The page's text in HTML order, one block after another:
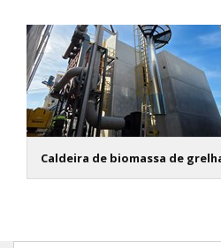
Caldeira de biomassa de